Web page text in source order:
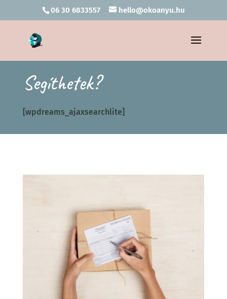
06 30 6833557 hello@okoanyu.hu
Segíthetek?
[wpdreams_ajaxsearchlite]